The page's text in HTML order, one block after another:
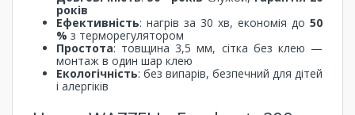
років
Ефективність: нагрів за 30 хв, економія до 50
% з терморегулятором
Простота: товщина 3,5 мм, сітка без клею —
монтаж в один шар клею
Екологічність: без випарів, безпечний для дітей
і алергіків